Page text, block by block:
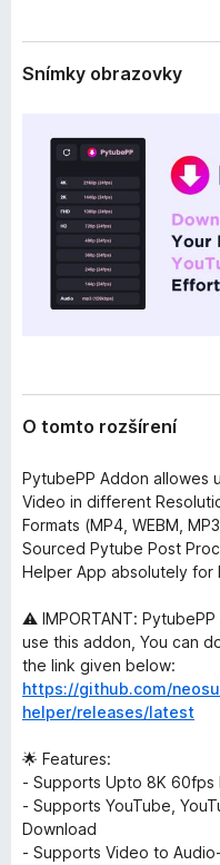
a
Snímky obrazovky
O tomto rozšírení
PytubePP Addon allowes
Video in different
Formats (MP4, WEBM,
Sourced Pytube Post
Helper App absolutely for
⚠️ IMPORTANT:
use this addon, You can
the link given below:
https://github.com/
helper/releases/latest
🌟 Features:
- Supports Upto 8K 60fps
- Supports YouTube,
Download
- Supports Video to